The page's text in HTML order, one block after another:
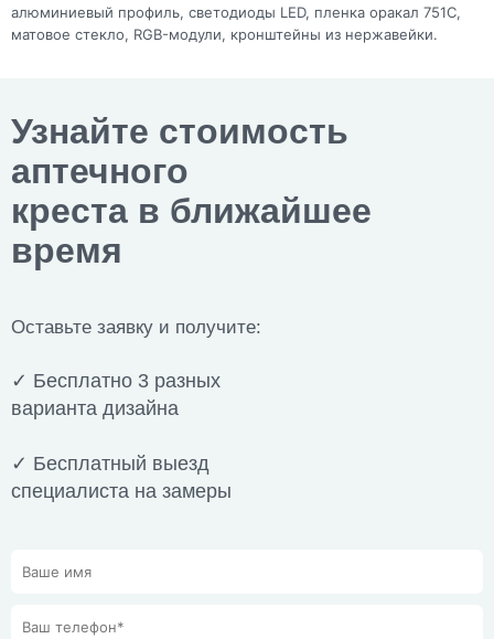
алюминиевый профиль, светодиоды LED, пленка оракал 751C,
матовое стекло, RGB-модули, кронштейны из нержавейки.
Узнайте стоимость
аптечного
креста в ближайшее
время
Оставьте заявку и получите:
✓ Бесплатно 3 разных
варианта дизайна
✓ Бесплатный выезд
специалиста на замеры